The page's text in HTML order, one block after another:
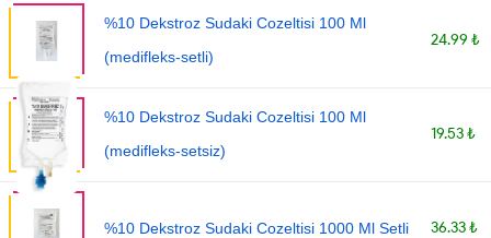
%10 Dekstroz Sudaki Cozeltisi 100 Ml
(medifleks-setli)
24.99 ₺
%10 Dekstroz Sudaki Cozeltisi 100 Ml
(medifleks-setsiz)
19.53 ₺
%10 Dekstroz Sudaki Cozeltisi 1000 Ml Setli 36.33 ₺